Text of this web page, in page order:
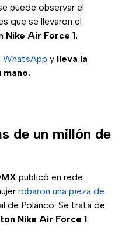
puede observar el
que se llevaron el
Nike Air Force 1.
WhatsApp y lleva la
mano.
de un millón de
publicó en rede
robaron una pieza de
de Polanco. Se trata de
Nike Air Force 1